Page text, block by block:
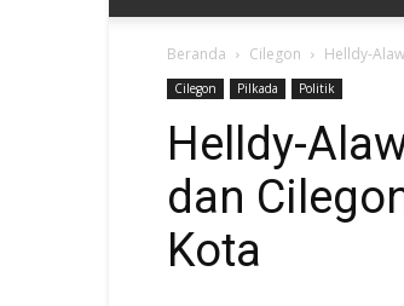
Beranda Cilegon Helldy-
Cilegon Pilkada Politik
Helldy-
dan
Kota